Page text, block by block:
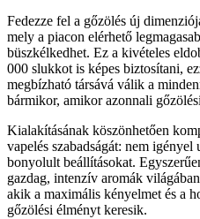
Fedezze fel a gőzölés új
mely a piacon elérhető
büszkélkedhet. Ez a kivételes
000 slukkot is képes biztosítani,
megbízható társává válik a
bármikor, amikor azonnali
Kialakításának köszönhetően
vapelés szabadságát: nem
bonyolult beállításokat.
gazdag, intenzív aromák
akik a maximális kényelmet és a
gőzölési élményt keresik.